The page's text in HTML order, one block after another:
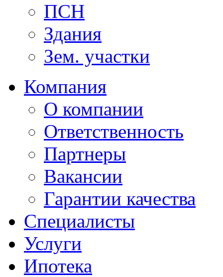
ПСН
Здания
Зем. участки
Компания
О компании
Ответственность
Партнеры
Вакансии
Гарантии качества
Специалисты
Услуги
Ипотека